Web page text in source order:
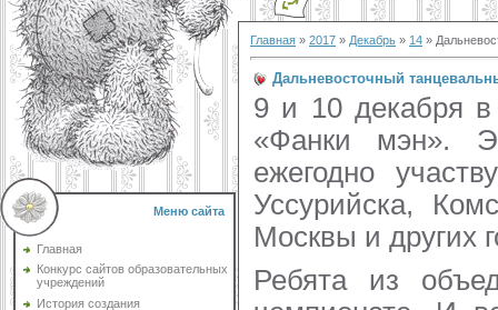
Меню сайта
Главная
Конкурс сайтов образовательных
учреждений
История создания
Главная » 2017 » Декабрь » 14 »
Дальневосточный
9 и 10 декабря
«Фанки мэн».
ежегодно
Уссурийска,
Москвы и других
Ребята из